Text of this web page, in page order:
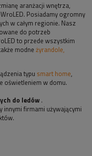
aranżacji wnętrza,
WroLED. Posiadamy ogromny
w całym regionie. Nasz
do potrzeb
to przede wszystkim
modneżyrandole,
typu smart home,
oświetleniem w domu.
do ledów .
innymi firmami używającymi